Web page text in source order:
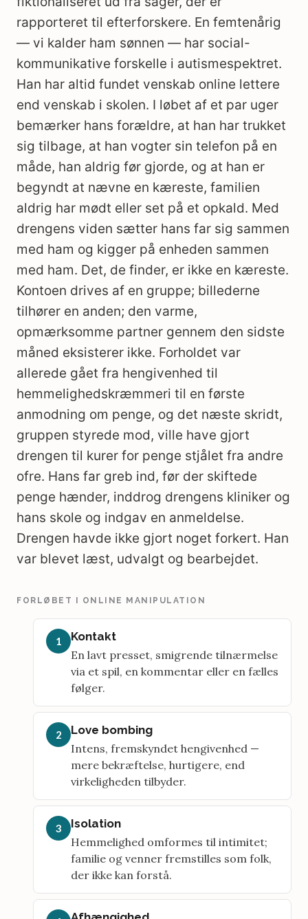
rapporteret til efterforskere. En femtenårig
— vi kalder ham sønnen — har social-
kommunikative forskelle i autismespektret.
Han har altid fundet venskab online lettere
end venskab i skolen. I løbet af et par uger
bemærker hans forældre, at han har trukket
sig tilbage, at han vogter sin telefon på en
måde, han aldrig før gjorde, og at han er
begyndt at nævne en kæreste, familien
aldrig har mødt eller set på et opkald. Med
drengens viden sætter hans far sig sammen
med ham og kigger på enheden sammen
med ham. Det, de finder, er ikke en kæreste.
Kontoen drives af en gruppe; billederne
tilhører en anden; den varme,
opmærksomme partner gennem den sidste
måned eksisterer ikke. Forholdet var
allerede gået fra hengivenhed til
hemmelighedskræmmeri til en første
anmodning om penge, og det næste skridt,
gruppen styrede mod, ville have gjort
drengen til kurer for penge stjålet fra andre
ofre. Hans far greb ind, før der skiftede
penge hænder, inddrog drengens kliniker og
hans skole og indgav en anmeldelse.
Drengen havde ikke gjort noget forkert. Han
var blevet læst, udvalgt og bearbejdet.
FORLØBET I ONLINE MANIPULATION
1
Kontakt
En lavt presset, smigrende tilnærmelse
via et spil, en kommentar eller en fælles
følger.
2
Love bombing
Intens, fremskyndet hengivenhed —
mere bekræftelse, hurtigere, end
virkeligheden tilbyder.
3
Isolation
Hemmelighed omformes til intimitet;
familie og venner fremstilles som folk,
der ikke kan forstå.